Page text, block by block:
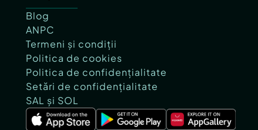
Blog
ANPC
Termeni și condiții
Politica de cookies
Politica de confidențialitate
Setări de confidențialitate
SAL și SOL